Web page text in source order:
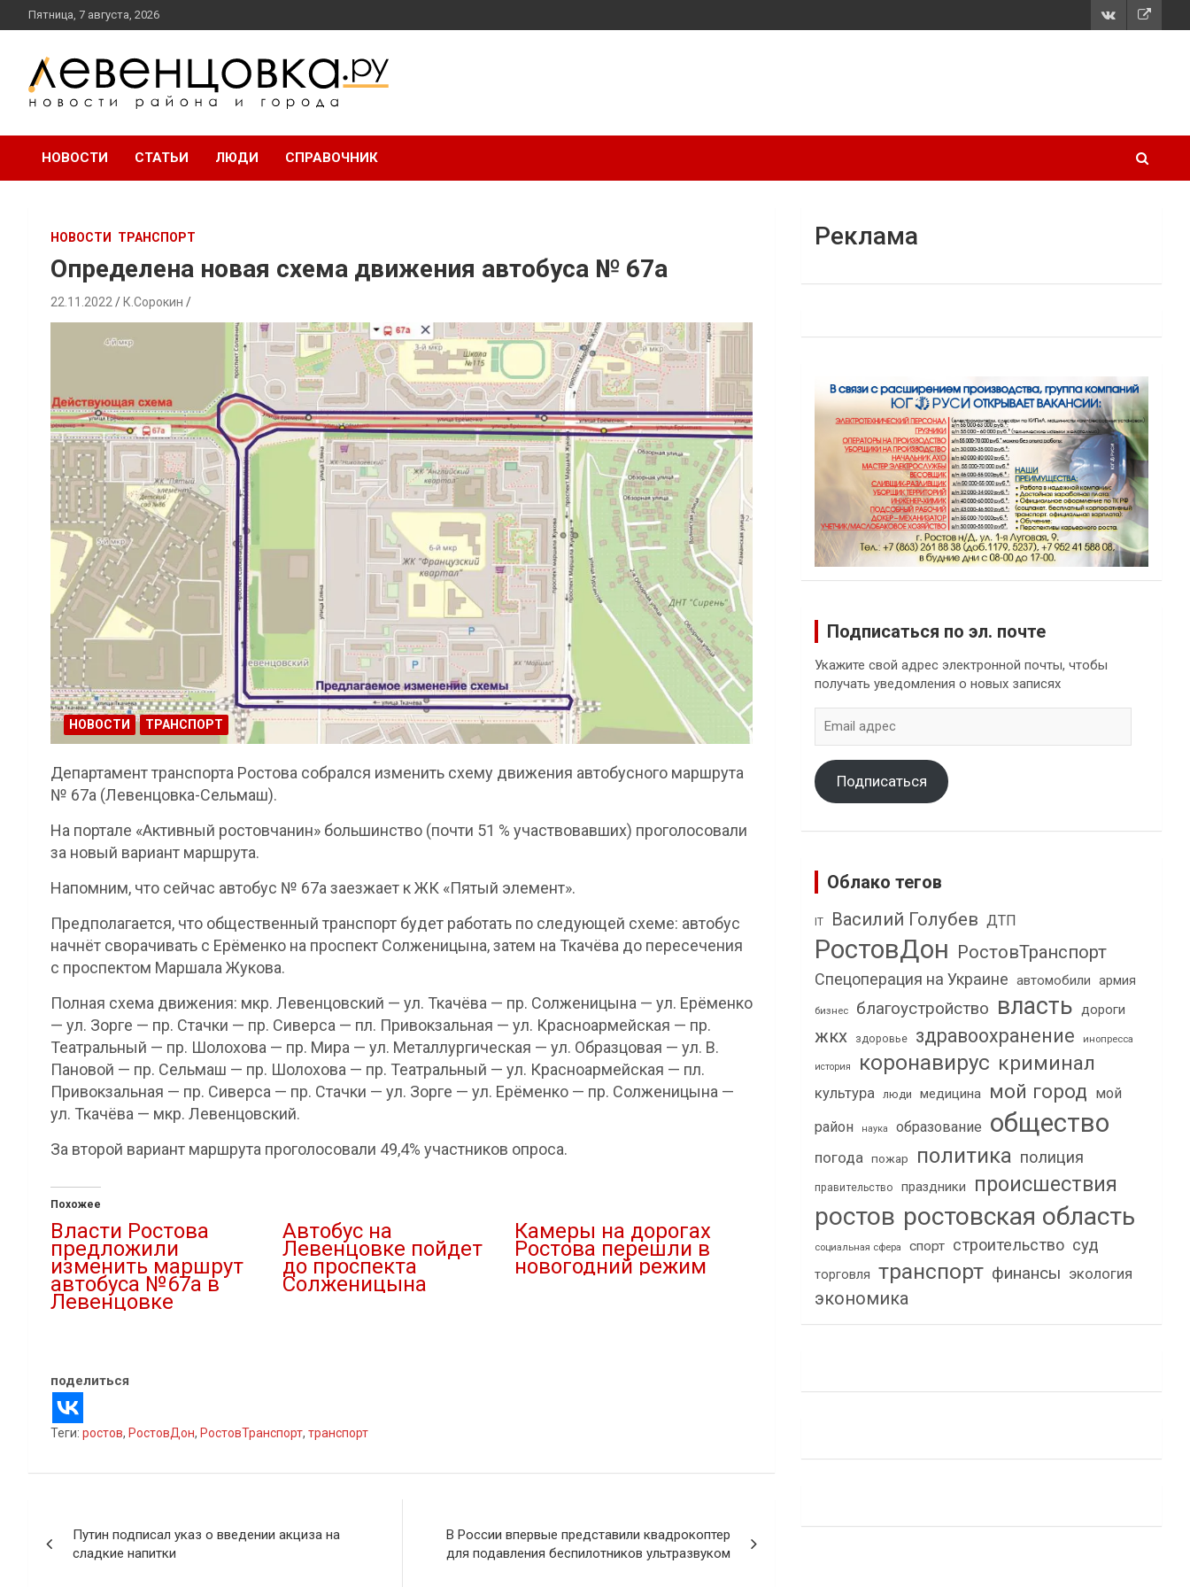
перейти
к
Пятница, 7 августа, 2026
Левенцовка Ру
НОВОСТИ СТАТЬИ ЛЮДИ СПРАВОЧНИК
НОВОСТИ ТРАНСПОРТ
Определена новая схема движения автобуса № 67а
22.11.2022 К.Сорокин
НОВОСТИ ТРАНСПОРТ
Департамент транспорта Ростова собрался изменить схему движения автобусного маршрута
№ 67а (Левенцовка-Сельмаш).
На портале «Активный ростовчанин» большинство (почти 51 % участвовавших) проголосовали
за новый вариант маршрута.
Напомним, что сейчас автобус № 67а заезжает к ЖК «Пятый элемент».
Предполагается, что общественный транспорт будет работать по следующей схеме: автобус
начнёт сворачивать с Ерёменко на проспект Солженицына, затем на Ткачёва до пересечения
с проспектом Маршала Жукова.
Полная схема движения: мкр. Левенцовский — ул. Ткачёва — пр. Солженицына — ул. Ерёменко
— ул. Зорге — пр. Стачки — пр. Сиверса — пл. Привокзальная — ул. Красноармейская — пр.
Театральный — пр. Шолохова — пр. Мира — ул. Металлургическая — ул. Образцовая — ул. В.
Пановой — пр. Сельмаш — пр. Шолохова — пр. Театральный — ул. Красноармейская — пл.
Привокзальная — пр. Сиверса — пр. Стачки — ул. Зорге — ул. Ерёменко — пр. Солженицына —
ул. Ткачёва — мкр. Левенцовский.
За второй вариант маршрута проголосовали 49,4% участников опроса.
Похожее
Власти Ростова
предложили
изменить маршрут
автобуса №67а в
Левенцовке
Автобус на
Левенцовке пойдет
до проспекта
Солженицына
Камеры на дорогах
Ростова перешли в
новогодний режим
поделиться
Теги: ростов, РостовДон, РостовТранспорт, транспорт
по
Путин подписал указ о введении акциза на
сладкие напитки
В России впервые представили квадрокоптер
для подавления беспилотников ультразвуком
Реклама
Подписаться по эл. почте
Укажите свой адрес электронной почты, чтобы
получать уведомления о новых записях
адрес
Подписаться
Облако тегов
IT Василий Голубев ДТП
РостовДон РостовТранспорт
Спецоперация на Украине автомобили армия
бизнес благоустройство власть дороги
жкх здоровье здравоохранение инопресса
история коронавирус криминал
культура люди медицина мой город мой
район
наука образование общество
погода пожар политика полиция
правительство праздники происшествия
ростов ростовская область
социальная сфера спорт строительство суд
торговля транспорт финансы экология
экономика